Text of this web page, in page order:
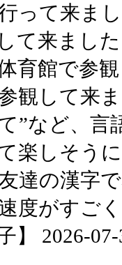
って来ま
て来まし
育館で参
観して来
”など、言
楽しそう
達の漢字
度がすご
】 2026-